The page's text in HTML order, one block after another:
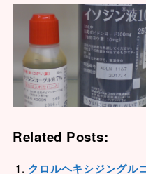
Related Posts:
クロルヘキシジングル